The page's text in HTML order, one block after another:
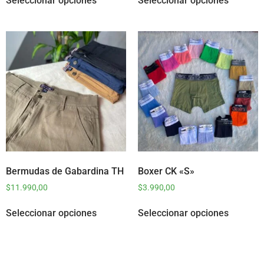
Bermudas de Gabardina TH
$11.990,00
Seleccionar opciones
Boxer CK «S»
$3.990,00
Seleccionar opciones